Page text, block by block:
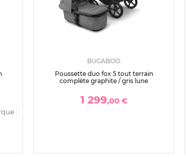
:
BUGABOO
Poussette duo fox 5 tout terrain
complète graphite / gris lune
1 299,00 €